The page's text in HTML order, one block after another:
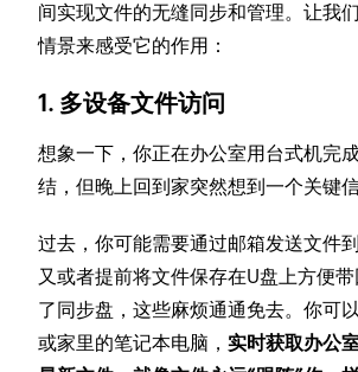
间实现文件的无缝同步和管理。让我
情景来感受它的作用：
1. 多设备文件访问
想象一下，你正在办公室用台式机完
结，但晚上回到家突然想到一个关键
过去，你可能需要通过邮箱发送文件
又或者提前将文件保存在U盘上方便
了同步盘，这些麻烦通通免去。你可
或家里的笔记本电脑，实时获取办公